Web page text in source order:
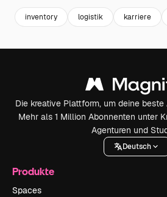
inventory logistik karriere
Die kreative Plattform, um deine
Mehr als 1 Million Abonnenten unter
Agenturen und
Deutsch
Produkte
Spaces